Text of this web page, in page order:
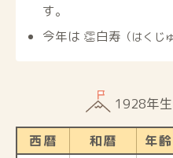
す。
今年は 👏白寿 （はくじ
1928年
西暦 和暦 年齢